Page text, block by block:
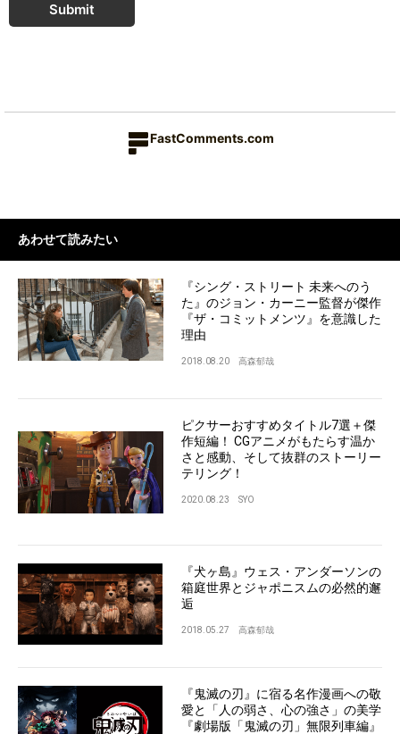
Submit
FastComments.com
あわせて読みたい
『シング・ストリート 未来へのう
た』のジョン・カーニー監督が傑作
『ザ・コミットメンツ』を意識した
理由
2018.08.20 高森郁哉
ピクサーおすすめタイトル7選＋傑
作短編！ CGアニメがもたらす温か
さと感動、そして抜群のストーリー
テリング！
2020.08.23 SYO
『犬ヶ島』ウェス・アンダーソンの
箱庭世界とジャポニスムの必然的邂
逅
2018.05.27 高森郁哉
『鬼滅の刃』に宿る名作漫画への敬
愛と「人の弱さ、心の強さ」の美学
『劇場版「鬼滅の刃」無限列車編』